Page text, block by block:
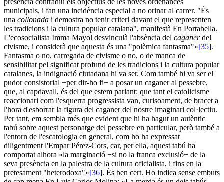
municipals, i fan una incidència especial a no orinar al carrer. "És
una collonada i demostra no tenir criteri davant el que representen
les tradicions i la cultura popular catalana", manifestà En Portabella.
L'ecosocialista Imma Mayol desvinculà l'absència del caganerdel
civisme, i considerà que aquesta és una "polèmica fantasma"»[35].
Fantasma o no, carregada de civisme o no, o de manca de
sensibilitat pel significat profund de les tradicions i la cultura popular
catalanes, la indignació ciutadana hi va ser. Com també hi va ser el
pudor consistorial −per dir-ho fi− a posar un caganer al pessebre,
que, al capdavall, és del que estem parlant: que tant el catolicisme
reaccionari com l'esquerra progressista van, curisoament, de bracet a
l'hora d'esborrar la figura del caganer del nostre imaginari col·lectiu.
Per tant, em sembla més que evident que hi ha hagut un autèntic
tabú sobre aquest personatge del pessebre en particular, però també a
l'entorn de l'escatologia en general, com ho ha expressat
diligentment l'Empar Pérez-Cors, car, per ella, aquest tabú ha
comportat alhora «la marginació −si no la franca exclusió− de la
seva presència en la palestra de la cultura oficialista, i fins en la
pretesament "heterodoxa"»[36]. És ben cert. Ho indica sense embuts